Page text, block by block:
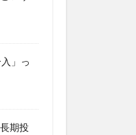
」っ
期投